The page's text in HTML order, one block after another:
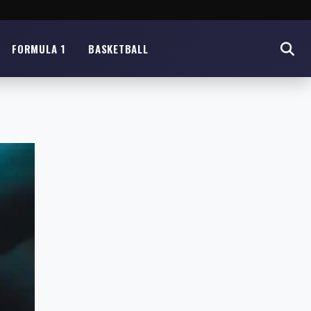
FORMULA 1 BASKETBALL